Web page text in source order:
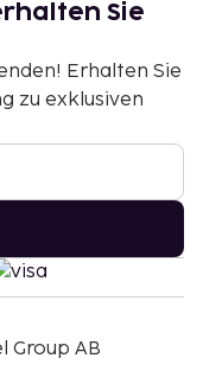
Sie
Erhalten Sie
zu exklusiven
Group AB